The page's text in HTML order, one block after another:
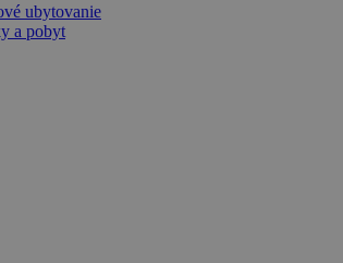
ubytovanie
a pobyt